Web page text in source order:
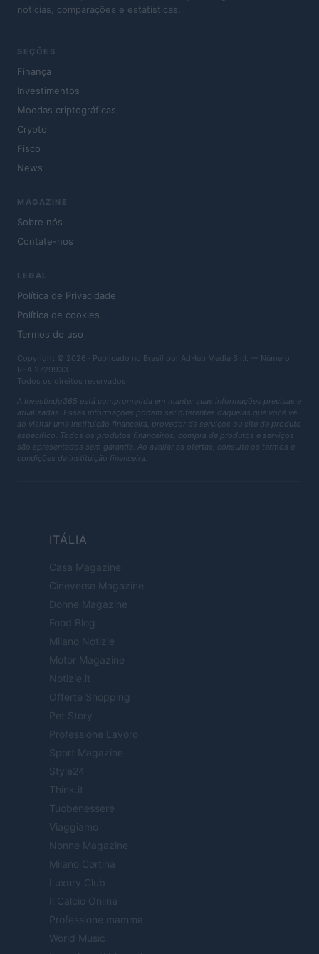
notícias, comparações e estatísticas.
SEÇÕES
Finança
Investimentos
Moedas criptográficas
Crypto
Fisco
News
MAGAZINE
Sobre nós
Contate-nos
LEGAL
Política de Privacidade
Política de cookies
Termos de uso
Copyright © 2026 · Publicado no Brasil por AdHub Media S.r.l. — Número
REA 2729933
Todos os direitos reservados
A Investindo365 está comprometida em manter suas informações precisas e
atualizadas. Essas informações podem ser diferentes daquelas que você vê
ao visitar uma instituição financeira, provedor de serviços ou site de produto
específico. Todos os produtos financeiros, compra de produtos e serviços
são apresentados sem garantia. Ao avaliar as ofertas, consulte os termos e
condições da instituição financeira.
ITÁLIA
Casa Magazine
Cineverse Magazine
Donne Magazine
Food Blog
Milano Notizie
Motor Magazine
Notizie.it
Offerte Shopping
Pet Story
Professione Lavoro
Sport Magazine
Style24
Think.it
Tuobenessere
Viaggiamo
Nonne Magazine
Milano Cortina
Luxury Club
Il Calcio Online
Professione mamma
World Music